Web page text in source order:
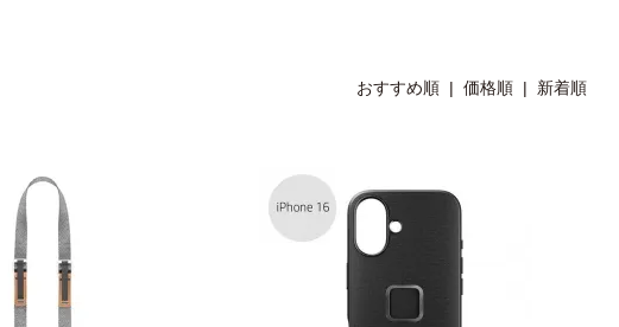
おすすめ順 |価格順 | 新着順